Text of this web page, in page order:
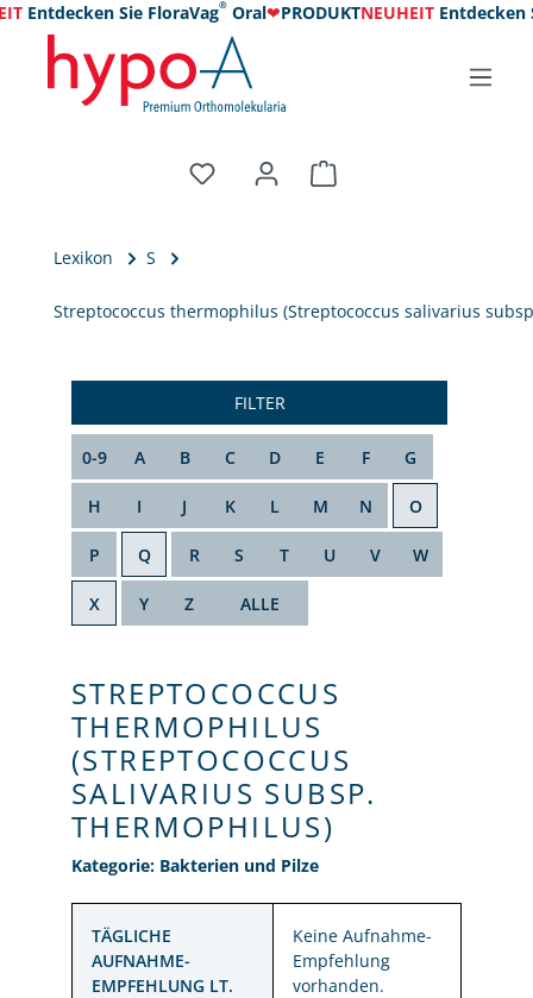
Entdecken Sie FloraVag ®Oral❤PRODUKTNEUHEIT Entdecken
Lexikon S
Streptococcus thermophilus (Streptococcus salivarius
FILTER
0-9 A B C D E F G
H I J K L M N O
P Q R S T U V W
X Y Z ALLE
STREPTOCOCCUS
THERMOPHILUS
(STREPTOCOCCUS
SALIVARIUS SUBSP.
THERMOPHILUS)
Kategorie: Bakterien und Pilze
TÄGLICHE
AUFNAHME-
EMPFEHLUNG LT.
Keine Aufnahme-
Empfehlung
vorhanden.